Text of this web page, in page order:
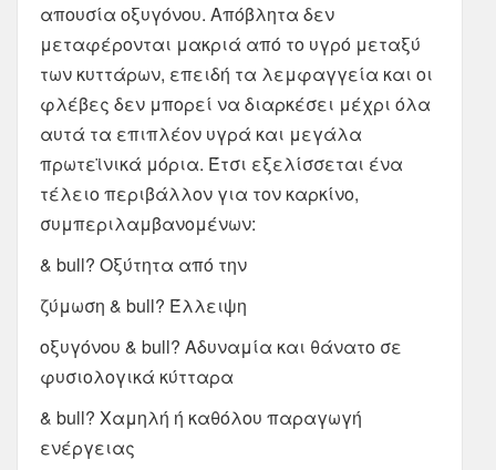
απουσία οξυγόνου. Απόβλητα δεν
μεταφέρονται μακριά από το υγρό μεταξύ
των κυττάρων, επειδή τα λεμφαγγεία και οι
φλέβες δεν μπορεί να διαρκέσει μέχρι όλα
αυτά τα επιπλέον υγρά και μεγάλα
πρωτεϊνικά μόρια. Έτσι εξελίσσεται ένα
τέλειο περιβάλλον για τον καρκίνο,
συμπεριλαμβανομένων:
& bull? Οξύτητα από την
ζύμωση & bull? Έλλειψη
οξυγόνου & bull? Αδυναμία και θάνατο σε
φυσιολογικά κύτταρα
& bull? Χαμηλή ή καθόλου παραγωγή
ενέργειας